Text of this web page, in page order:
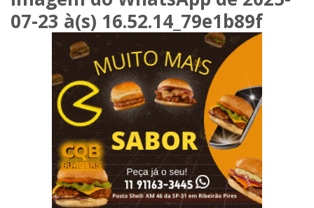
07-23 à(s) 16.52.14_79e1b89f